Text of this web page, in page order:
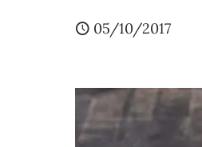
05/10/2017